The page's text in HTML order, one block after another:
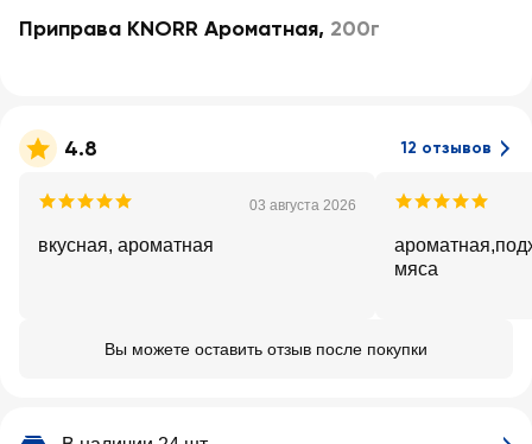
Приправа KNORR Ароматная, 200г
4.8 12 отзывов
03 августа 2026
вкусная, ароматная
мяса
Вы можете оставить отзыв после покупки